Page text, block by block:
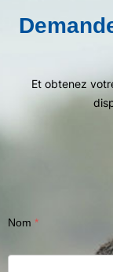
Et obtenez
Nom